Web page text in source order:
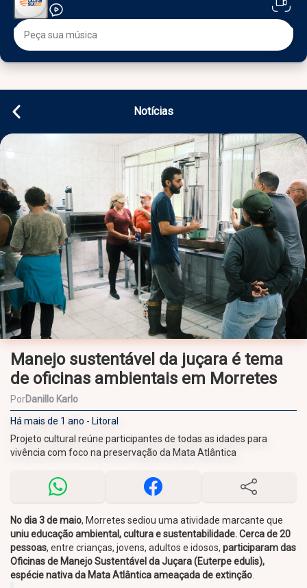
Notícias
Manejo sustentável da juçara é tema
de oficinas ambientais em Morretes
PorDanillo Karlo
Há mais de 1 ano - Litoral
Projeto cultural reúne participantes de todas as idades para
vivência com foco na preservação da Mata Atlântica
No dia 3 de maio, Morretes sediou uma atividade marcante que
uniu educação ambiental, cultura e sustentabilidade. Cerca de 20
pessoas, entre crianças, jovens, adultos e idosos, participaram das
Oficinas de Manejo Sustentável da Juçara (Euterpe edulis),
espécie nativa da Mata Atlântica ameaçada de extinção